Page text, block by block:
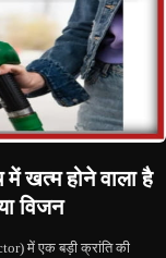
खत्म होने वाला है
विजन
में एक बड़ी क्रांति की